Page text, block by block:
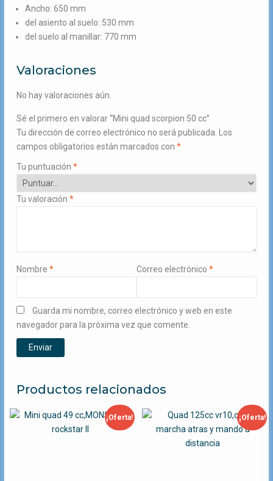
Ancho: 650 mm
del asiento al suelo: 530 mm
del suelo al manillar: 770 mm
Valoraciones
No hay valoraciones aún.
Sé el primero en valorar “Mini quad scorpion 50 cc”
Tu dirección de correo electrónico no será publicada. Los
campos obligatorios están marcados con *
Tu puntuación *
Tu valoración *
Nombre * Correo electrónico *
Guarda mi nombre, correo electrónico y web en este
navegador para la próxima vez que comente.
Productos relacionados
¡Oferta! ¡Oferta!